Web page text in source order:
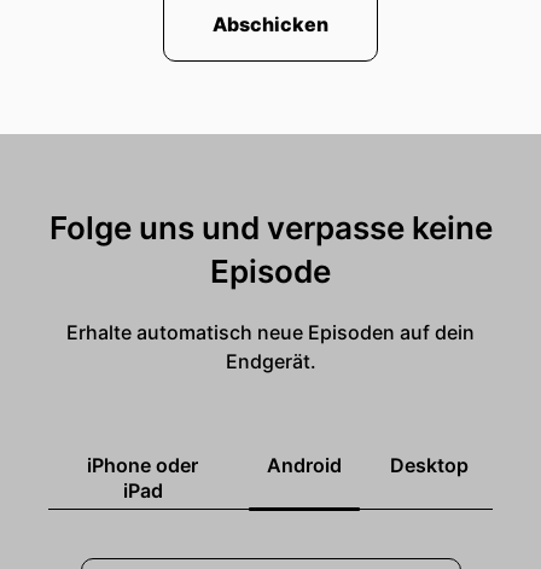
Abschicken
Folge uns und verpasse keine
Episode
Erhalte automatisch neue Episoden auf dein
Endgerät.
iPhone oder
iPad
Android Desktop